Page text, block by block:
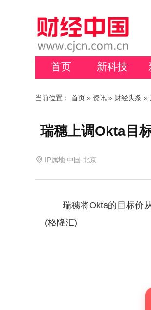
首页 新科技
当前位置： 首页 » 资讯 » 财经头条 »
瑞穗上调Okta目
IP属地 中国·北京
瑞穗将Okta的目标价
(格隆汇)